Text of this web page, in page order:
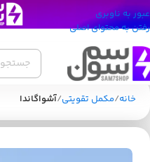
عبور به ناوبری
رفتن به محتوای اصلی
خانه مکمل تقویتی آشواگاندا